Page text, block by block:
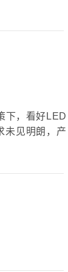
下，看好LED
未见明朗，产